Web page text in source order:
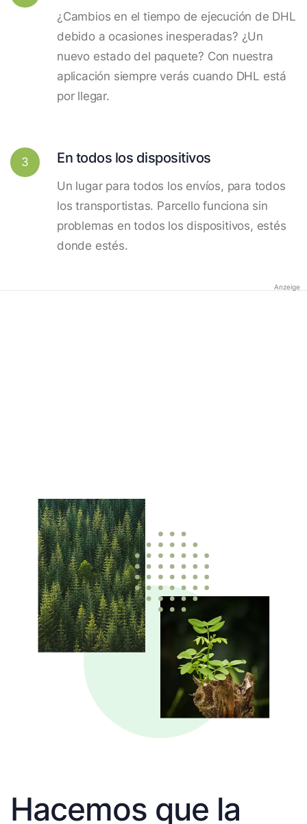
¿Cambios en el tiempo de ejecución de DHL
debido a ocasiones inesperadas? ¿Un
nuevo estado del paquete? Con nuestra
aplicación siempre verás cuando DHL está
por llegar.
3 En todos los dispositivos
Un lugar para todos los envíos, para todos
los transportistas. Parcello funciona sin
problemas en todos los dispositivos, estés
donde estés.
Anzeige
Hacemos que la